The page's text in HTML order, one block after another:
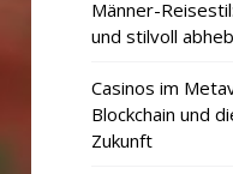
Männer-
und stilvoll
Casinos im
Blockchain und
Zukunft